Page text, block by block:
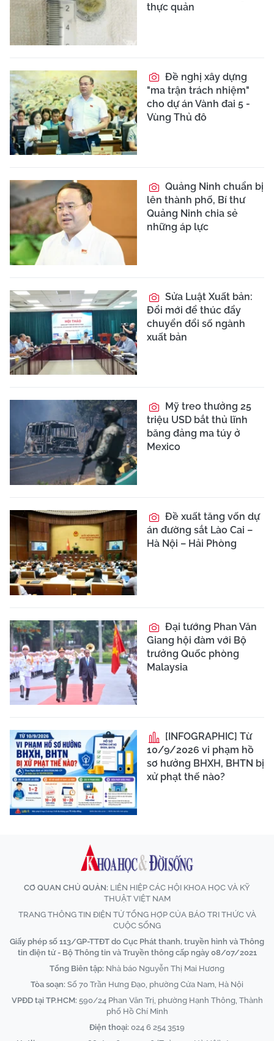
thực quản
Đề nghị xây dựng
"ma trận trách nhiệm"
cho dự án Vành đai 5 -
Vùng Thủ đô
Quảng Ninh chuẩn bị
lên thành phố, Bí thư
Quảng Ninh chia sẻ
những áp lực
Sửa Luật Xuất bản:
Đổi mới để thúc đẩy
chuyển đổi số ngành
xuất bản
Mỹ treo thưởng 25
triệu USD bắt thủ lĩnh
băng đảng ma túy ở
Mexico
Đề xuất tăng vốn dự
án đường sắt Lào Cai –
Hà Nội – Hải Phòng
Đại tướng Phan Văn
Giang hội đàm với Bộ
trưởng Quốc phòng
Malaysia
[INFOGRAPHIC] Từ
10/9/2026 vi phạm hồ
sơ hưởng BHXH, BHTN bị
xử phạt thế nào?
CƠ QUAN CHỦ QUẢN: LIÊN HIỆP CÁC HỘI KHOA HỌC VÀ KỸ
THUẬT VIỆT NAM
TRANG THÔNG TIN ĐIỆN TỬ TỔNG HỢP CỦA BÁO TRI THỨC VÀ
CUỘC SỐNG
Giấy phép số 113/GP-TTĐT do Cục Phát thanh, truyền hình và Thông
tin điện tử - Bộ Thông tin và Truyền thông cấp ngày 08/07/2021
Tổng Biên tập: Nhà báo Nguyễn Thị Mai Hương
Tòa soạn: Số 70 Trần Hưng Đạo, phường Cửa Nam, Hà Nội
VPĐD tại TP.HCM: 590/24 Phan Văn Trị, phường Hạnh Thông, Thành
phố Hồ Chí Minh
Điện thoại: 024 6 254 3519